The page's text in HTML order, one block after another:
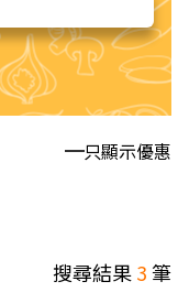
只顯示優惠
搜尋結果3筆